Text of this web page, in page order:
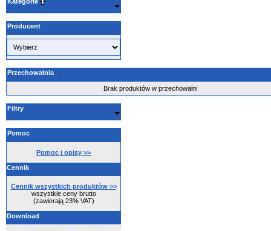
Producent
Przechowalnia
Brak produktów w przechowalni
Filtry
Pomoc
Pomoc i opisy >>
Cennik
Cennik wszystkich produktów >>
wszystkie ceny brutto
(zawierają 23% VAT)
Download